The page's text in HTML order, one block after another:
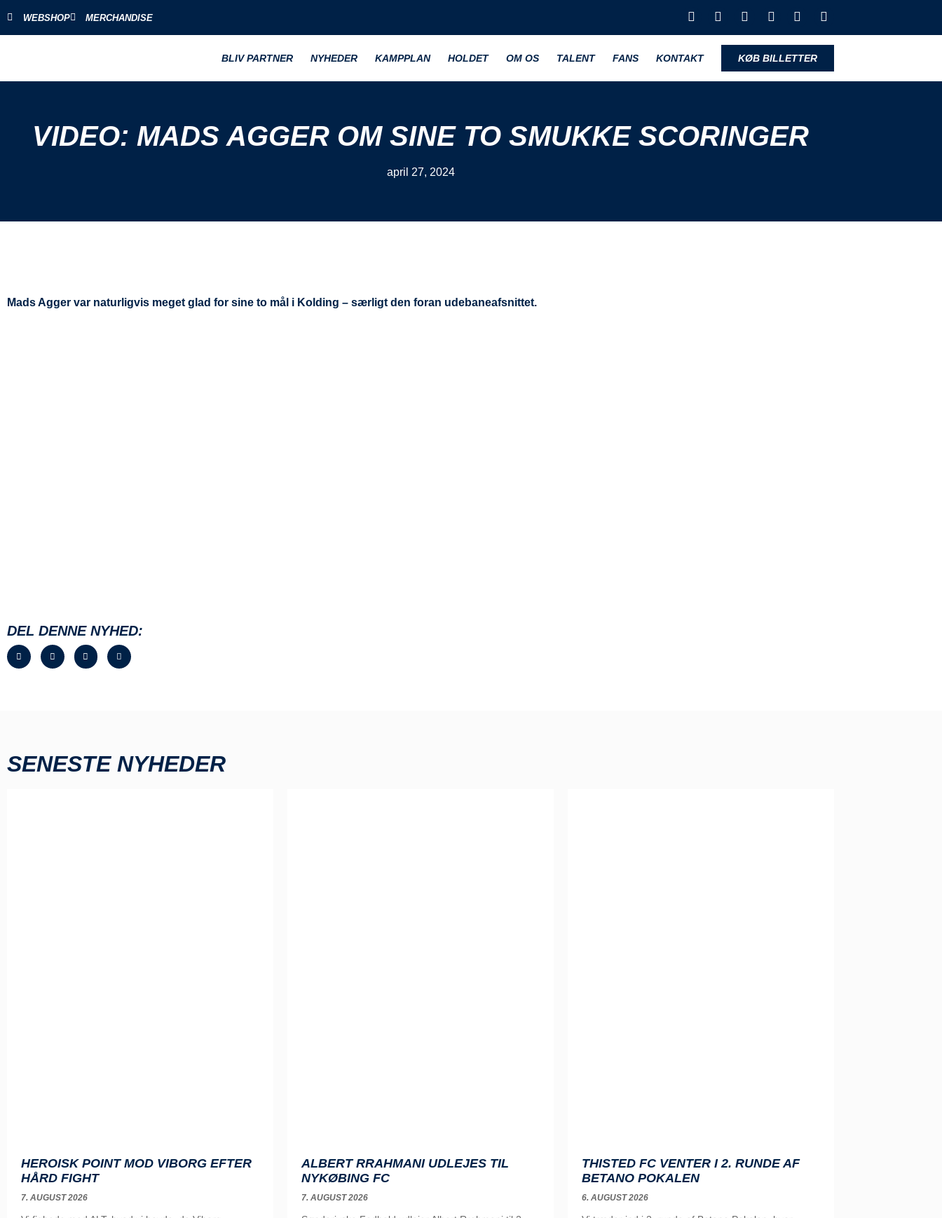
WEBSHOP MERCHANDISE
BLIV PARTNER NYHEDER KAMPPLAN HOLDET OM OS TALENT FANS KONTAKT KØB BILLETTER
VIDEO: MADS AGGER OM SINE TO SMUKKE SCORINGER
april 27, 2024
Mads Agger var naturligvis meget glad for sine to mål i Kolding – særligt den foran udebaneafsnittet.
DEL DENNE NYHED:
SENESTE NYHEDER
HEROISK POINT MOD VIBORG EFTER
HÅRD FIGHT
7. AUGUST 2026
ALBERT RRAHMANI UDLEJES TIL
NYKØBING FC
7. AUGUST 2026
THISTED FC VENTER I 2. RUNDE AF
BETANO POKALEN
6. AUGUST 2026